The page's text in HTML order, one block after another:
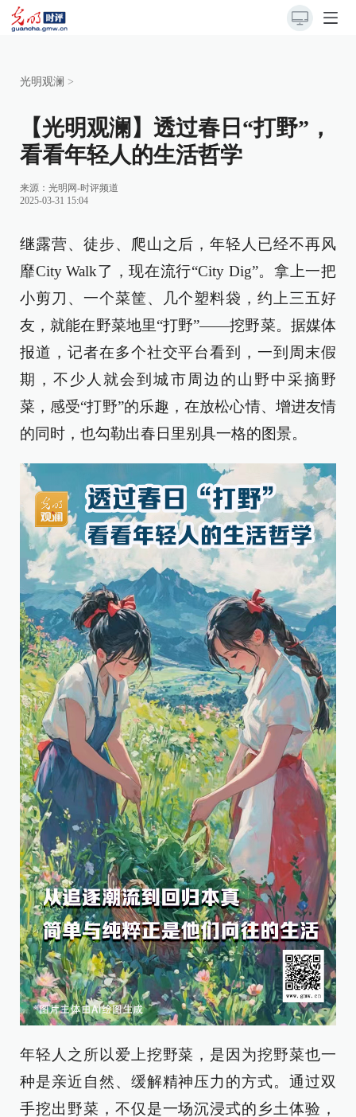
光明观澜 >
【光明观澜】透过春日“打野”，
看看年轻人的生活哲学
来源： 光明网-时评频道
2025-03-31 15:04
继露营、徒步、爬山之后，年轻人已经不再风
靡City Walk了，现在流行“City Dig”。拿上一把
小剪刀、一个菜筐、几个塑料袋，约上三五好
友，就能在野菜地里“打野”——挖野菜。据媒体
报道，记者在多个社交平台看到，一到周末假
期，不少人就会到城市周边的山野中采摘野
菜，感受“打野”的乐趣，在放松心情、增进友情
的同时，也勾勒出春日里别具一格的图景。
年轻人之所以爱上挖野菜，是因为挖野菜也一
种是亲近自然、缓解精神压力的方式。通过双
手挖出野菜，不仅是一场沉浸式的乡土体验，